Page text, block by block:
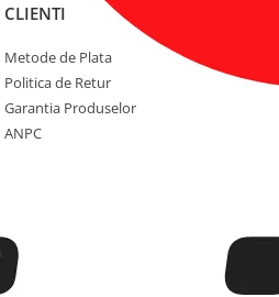
CLIENTI
Metode de Plata
Politica de Retur
Garantia Produselor
ANPC